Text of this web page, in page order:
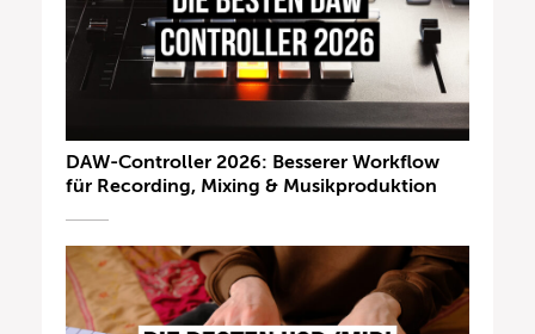
DAW-Controller 2026: Besserer Workflow
für Recording, Mixing & Musikproduktion